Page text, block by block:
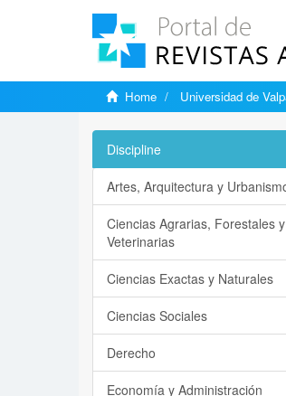
Home Universidad de
Discipline
Artes, Arquitectura y
Ciencias Agrarias, Forestales y
Veterinarias
Ciencias Exactas y Naturales
Ciencias Sociales
Derecho
Economía y Administración